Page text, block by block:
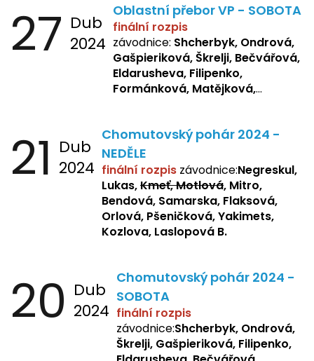
27 Dub
2024
Oblastní přebor VP - SOBOTA
finální rozpis
závodnice: Shcherbyk, Ondrová,
Gašpieriková, Škrelji, Bečvářová,
Eldarusheva, Filipenko,
Formánková, Matějková,
Sochorová, Repetska, Lukas,
Negreskul, Mitro
21 Dub
2024
Chomutovský pohár 2024 -
NEDĚLE
finální rozpis závodnice:Negreskul,
Lukas,Kmeť, Motlová, Mitro,
Bendová, Samarska, Flaksová,
Orlová, Pšeničková, Yakimets,
Kozlova, Laslopová B.
20 Dub
2024
Chomutovský pohár 2024 -
SOBOTA
finální rozpis
závodnice:Shcherbyk, Ondrová,
Škrelji, Gašpieriková, Filipenko,